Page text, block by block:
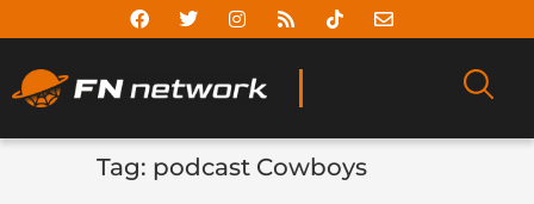
Tag: podcast Cowboys